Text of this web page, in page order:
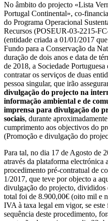
No âmbito do projecto «Lista
Portugal Continental», co-
do Programa Operacional
Recursos (POSEUR-03-2215-
(entidade criada a 01/01/2017
Fundo para a Conservação da
duração de dois anos e data de
de 2018, a Sociedade
contratar os serviços de duas
pessoa singular, que irão
divulgação do projecto na
informação ambiental e de
imprensa para divulgação do
sociais, durante
cumprimento aos objectivos do
(Promoção e divulgação do
Para tal, no dia 17 de Agosto de
através da plataforma
procedimento pré-contratual de
1/2017, que teve por objecto a
divulgação do projecto, divididos
total foi de 8.900,00€ (oito mil e
IVA à taxa legal em vigor, se
sequência deste procedimento,